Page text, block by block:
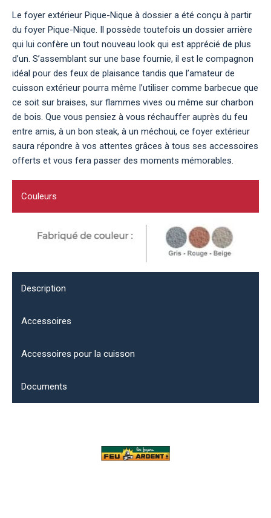
Le foyer extérieur Pique-Nique à dossier a été conçu à partir
du foyer Pique-Nique. Il possède toutefois un dossier arrière
qui lui confère un tout nouveau look qui est apprécié de plus
d’un. S’assemblant sur une base fournie, il est le compagnon
idéal pour des feux de plaisance tandis que l’amateur de
cuisson extérieur pourra même l’utiliser comme barbecue que
ce soit sur braises, sur flammes vives ou même sur charbon
de bois. Que vous pensiez à vous réchauffer auprès du feu
entre amis, à un bon steak, à un méchoui, ce foyer extérieur
saura répondre à vos attentes grâces à tous ses accessoires
offerts et vous fera passer des moments mémorables.
Couleurs
Description
Accessoires
Accessoires pour la cuisson
Documents